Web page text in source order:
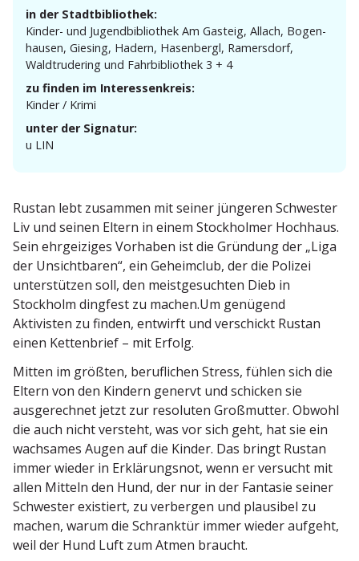
in der Stadtbibliothek:
Kinder- und Jugend­bi­bliothek Am Gasteig, Allach, Bogen­
hausen, Giesing, Hadern, Hasen­bergl, Ramersdorf,
Waldtru­dering und Fahrbi­bliothek 3 + 4
zu finden im Interessenkreis:
Kinder / Krimi
unter der Signatur:
u LIN
Rustan lebt zusammen mit seiner jüngeren Schwester
Liv und seinen Eltern in einem Stock­holmer Hochhaus.
Sein ehrgei­ziges Vorhaben ist die Gründung der „Liga
der Unsicht­baren“, ein Geheimclub, der die Polizei
unter­stützen soll, den meist­ge­suchten Dieb in
Stockholm dingfest zu machen.Um genügend
Aktivisten zu finden, entwirft und verschickt Rustan
einen Ketten­brief – mit Erfolg.
Mitten im größten, beruf­lichen Stress, fühlen sich die
Eltern von den Kindern genervt und schicken sie
ausge­rechnet jetzt zur resoluten Großmutter. Obwohl
die auch nicht versteht, was vor sich geht, hat sie ein
wachsames Augen auf die Kinder. Das bringt Rustan
immer wieder in Erklä­rungsnot, wenn er versucht mit
allen Mitteln den Hund, der nur in der Fantasie seiner
Schwester existiert, zu verbergen und plausibel zu
machen, warum die Schranktür immer wieder aufgeht,
weil der Hund Luft zum Atmen braucht.